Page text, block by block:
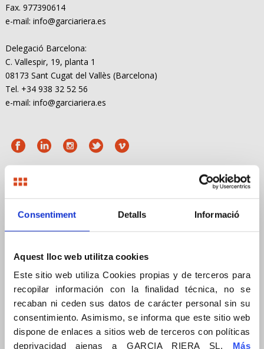
Consentiment Detalls Informació
Aquest lloc web utilitza cookies
Este sitio web utiliza Cookies propias y de terceros para
recopilar información con la finalidad técnica, no se
recaban ni ceden sus datos de carácter personal sin su
consentimiento. Asimismo, se informa que este sitio web
dispone de enlaces a sitios web de terceros con políticas
deprivacidad ajenas a GARCIA RIERA SL. Más
Fax. 977390614
e-mail: info@garciariera.es
Delegació Barcelona:
C. Vallespir, 19, planta 1
08173 Sant Cugat del Vallès (Barcelona)
Tel. +34 938 32 52 56
e-mail: info@garciariera.es
Empresa
Empresa
Compromiso
Company
Commitment
Borsa de treball